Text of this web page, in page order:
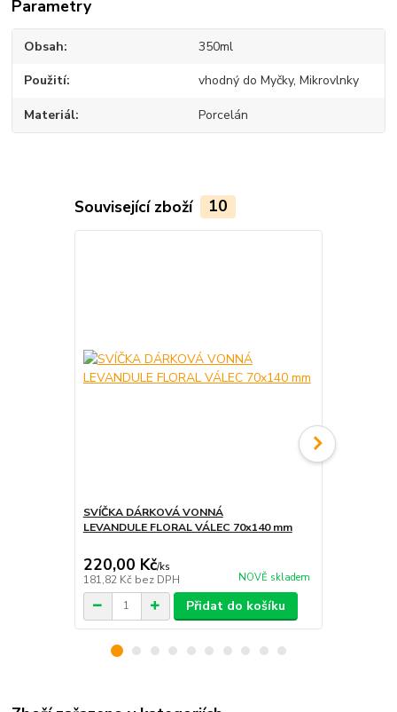
Parametry
Obsah 350ml
Použití vhodný do Myčky, Mikrovlnky
Materiál Porcelán
Související zboží 10
SVÍČKA DÁRKOVÁ VONNÁ
LEVANDULE FLORAL VÁLEC 70x140 mm
220,00 Kč/ks
181,82 Kč bez DPH NOVĚ skladem
Přidat do košíku